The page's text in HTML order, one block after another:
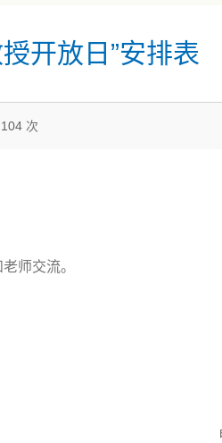
开放日”安排表
104 次
师交流。